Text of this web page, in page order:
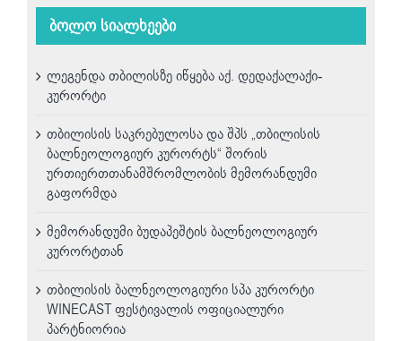
ბოლო სიალხეები
ლეგენდა თბილისზე იწყება აქ. დედაქალაქი-
კურორტი
თბილისის საკრებულოსა და შპს „თბილისის
ბალნეოლოგიურ კურორტს“ შორის
ურთიერთთანამშრომლობის მემორანდუმი
გაფორმდა
მემორანდუმი ბუდაპეშტის ბალნეოლოგიურ
კურორტთან
თბილისის ბალნეოლოგიური სპა კურორტი
WINECAST ფესტივალის ოფიციალური
პარტნიორია